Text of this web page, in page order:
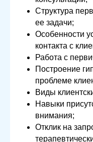
Структура
ее задачи;
Особенности
контакта с
Работа с
Построение
проблеме
Виды
Навыки
внимания;
Отклик на